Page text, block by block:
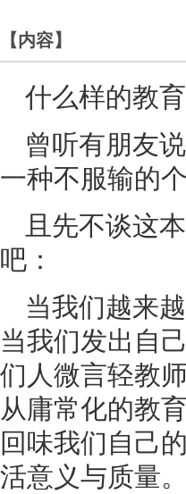
【内容】
什么样的教
曾听有朋友
一种不服输的
且先不谈这
吧：
当我们越来
当我们发出自
们人微言轻教
从庸常化的教
回味我们自己
活意义与质量